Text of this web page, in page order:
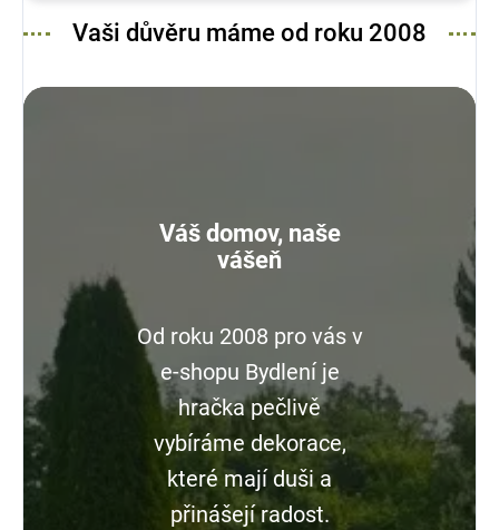
Vaši důvěru máme od roku 2008
Váš domov, naše
vášeň
Od roku 2008 pro vás v
e-shopu Bydlení je
hračka pečlivě
vybíráme dekorace,
které mají duši a
přinášejí radost.